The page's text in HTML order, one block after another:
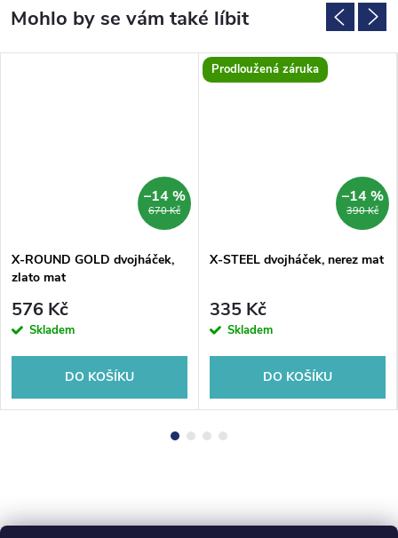
670 Kč
–14 %
X-ROUND GOLD dvojháček,
zlato mat
576 Kč
Skladem
DO KOŠÍKU
Prodloužená záruka
390 Kč
–14 %
X-STEEL dvojháček, nerez mat
335 Kč
Skladem
DO KOŠÍKU